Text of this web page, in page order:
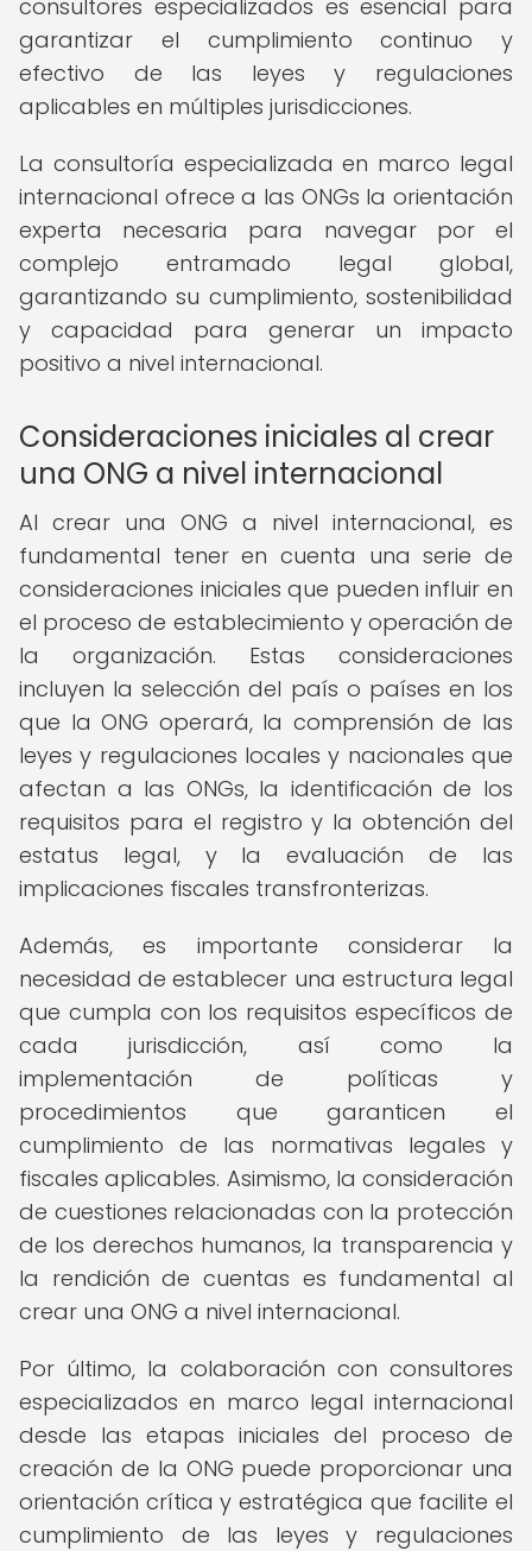
consultores especializados es esencial para
garantizar el cumplimiento continuo y
efectivo de las leyes y regulaciones
aplicables en múltiples jurisdicciones.
La consultoría especializada en marco legal
internacional ofrece a las ONGs la orientación
experta necesaria para navegar por el
complejo entramado legal global,
garantizando su cumplimiento, sostenibilidad
y capacidad para generar un impacto
positivo a nivel internacional.
Consideraciones iniciales al crear
una ONG a nivel internacional
Al crear una ONG a nivel internacional, es
fundamental tener en cuenta una serie de
consideraciones iniciales que pueden influir en
el proceso de establecimiento y operación de
la organización. Estas consideraciones
incluyen la selección del país o países en los
que la ONG operará, la comprensión de las
leyes y regulaciones locales y nacionales que
afectan a las ONGs, la identificación de los
requisitos para el registro y la obtención del
estatus legal, y la evaluación de las
implicaciones fiscales transfronterizas.
Además, es importante considerar la
necesidad de establecer una estructura legal
que cumpla con los requisitos específicos de
cada jurisdicción, así como la
implementación de políticas y
procedimientos que garanticen el
cumplimiento de las normativas legales y
fiscales aplicables. Asimismo, la consideración
de cuestiones relacionadas con la protección
de los derechos humanos, la transparencia y
la rendición de cuentas es fundamental al
crear una ONG a nivel internacional.
Por último, la colaboración con consultores
especializados en marco legal internacional
desde las etapas iniciales del proceso de
creación de la ONG puede proporcionar una
orientación crítica y estratégica que facilite el
cumplimiento de las leyes y regulaciones